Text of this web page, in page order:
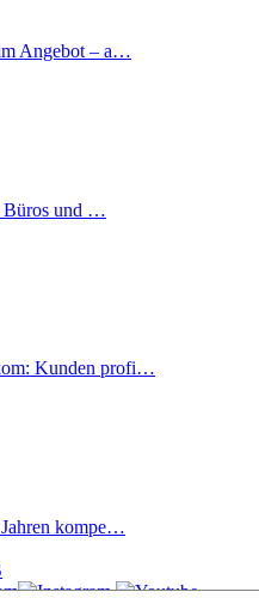
Angebot – a…
Büros und …
Kunden profi…
kompe…